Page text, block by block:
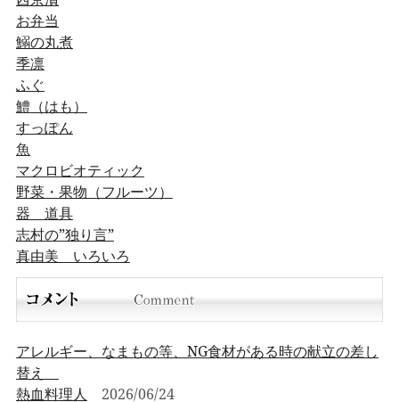
お弁当
鰯の丸煮
季凛
ふぐ
鱧（はも）
すっぽん
魚
マクロビオティック
野菜・果物（フルーツ）
器 道具
志村の”独り言”
真由美 いろいろ
アレルギー、なまもの等、NG食材がある時の献立の差し
替え
熱血料理人 2026/06/24